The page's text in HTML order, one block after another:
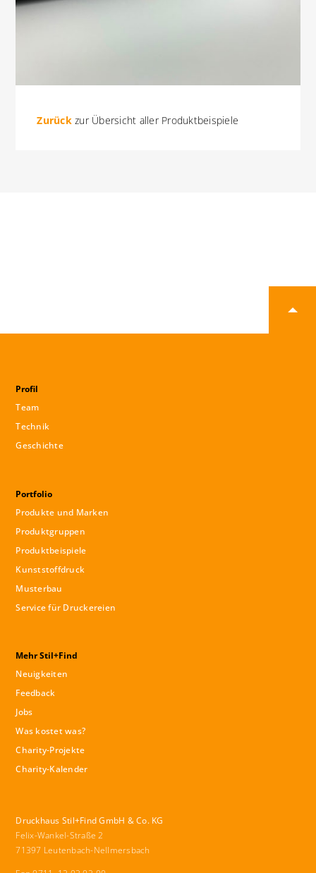
Zurückzur Übersicht aller Produktbeispiele
Profil
Team
Technik
Geschichte
Portfolio
Produkte und Marken
Produktgruppen
Produktbeispiele
Kunststoffdruck
Musterbau
Service für Druckereien
Mehr Stil+Find
Neuigkeiten
Feedback
Jobs
Was kostet was?
Charity-Projekte
Charity-Kalender
Druckhaus Stil+Find GmbH & Co. KG
Felix-Wankel-Straße 2
71397 Leutenbach-Nellmersbach